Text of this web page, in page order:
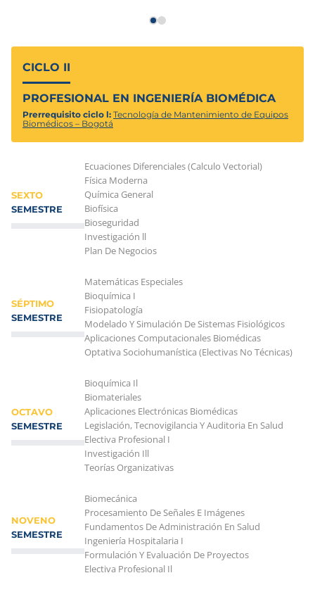
CICLO II
PROFESIONAL EN INGENIERÍA BIOMÉDICA
Prerrequisito ciclo l: Tecnología de Mantenimiento de Equipos
Biomédicos – Bogotá
SEXTO
SEMESTRE
Ecuaciones Diferenciales (Calculo Vectorial)
Física Moderna
Química General
Biofísica
Bioseguridad
Investigación ll
Plan De Negocios
SÉPTIMO
SEMESTRE
Matemáticas Especiales
Bioquímica I
Fisiopatología
Modelado Y Simulación De Sistemas Fisiológicos
Aplicaciones Computacionales Biomédicas
Optativa Sociohumanística (Electivas No Técnicas)
OCTAVO
SEMESTRE
Bioquímica Il
Biomateriales
Aplicaciones Electrónicas Biomédicas
Legislación, Tecnovigilancia Y Auditoria En Salud
Electiva Profesional I
Investigación Ill
Teorías Organizativas
NOVENO
SEMESTRE
Biomecánica
Procesamiento De Señales E Imágenes
Fundamentos De Administración En Salud
Ingeniería Hospitalaria I
Formulación Y Evaluación De Proyectos
Electiva Profesional Il